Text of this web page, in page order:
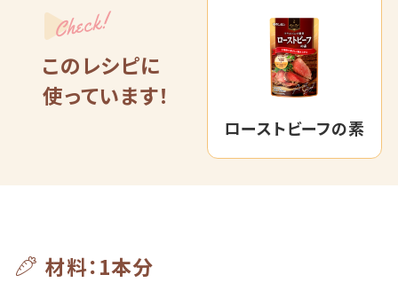
Check!
このレシピに
使っています！
ローストビーフの素
材料：1本分